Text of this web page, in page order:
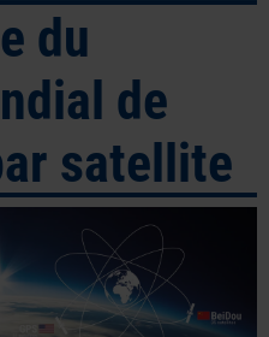
du
de
satellite